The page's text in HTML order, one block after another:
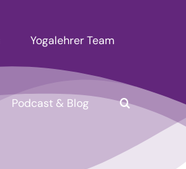
Yogalehrer Team
Podcast & Blog